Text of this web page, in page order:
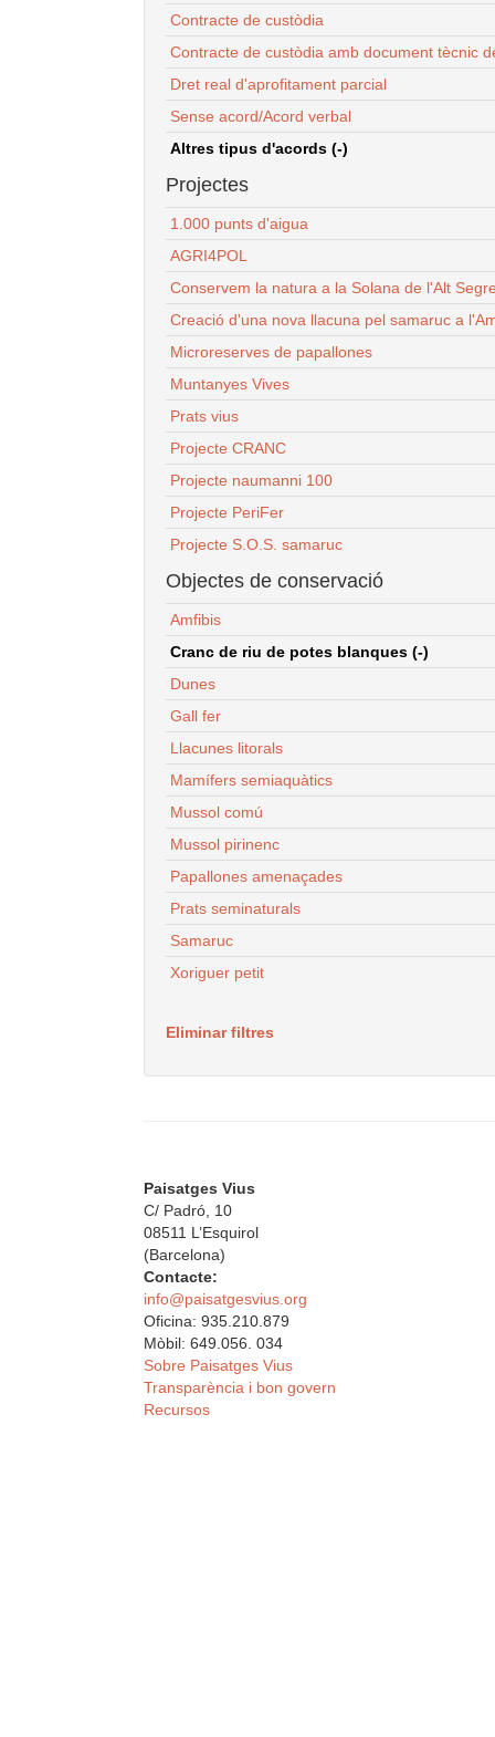
Contracte de custòdia
Contracte de custòdia amb document tècnic
Dret real d'aprofitament parcial
Sense acord/Acord verbal
Altres tipus d'acords (-)
Projectes
1.000 punts d'aigua
AGRI4POL
Conservem la natura a la Solana de l'Alt
Creació d'una nova llacuna pel samaruc a
Microreserves de papallones
Muntanyes Vives
Prats vius
Projecte CRANC
Projecte naumanni 100
Projecte PeriFer
Projecte S.O.S. samaruc
Objectes de conservació
Amfibis
Cranc de riu de potes blanques (-)
Dunes
Gall fer
Llacunes litorals
Mamífers semiaquàtics
Mussol comú
Mussol pirinenc
Papallones amenaçades
Prats seminaturals
Samaruc
Xoriguer petit
Eliminar filtres
Paisatges Vius
C/ Padró, 10
08511 L’Esquirol
(Barcelona)
Contacte:
info@paisatgesvius.org
Oficina: 935.210.879
Mòbil: 649.056. 034
Sobre Paisatges Vius
Transparència i bon govern
Recursos